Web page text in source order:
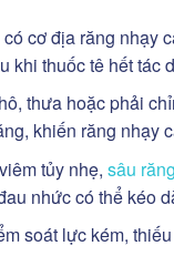
cơ địa răng nhạy
khi thuốc tê hết tác
thưa hoặc phải
khiến răng nhạy
tủy nhẹ, sâu răng
nhức có thể kéo
soát lực kém,